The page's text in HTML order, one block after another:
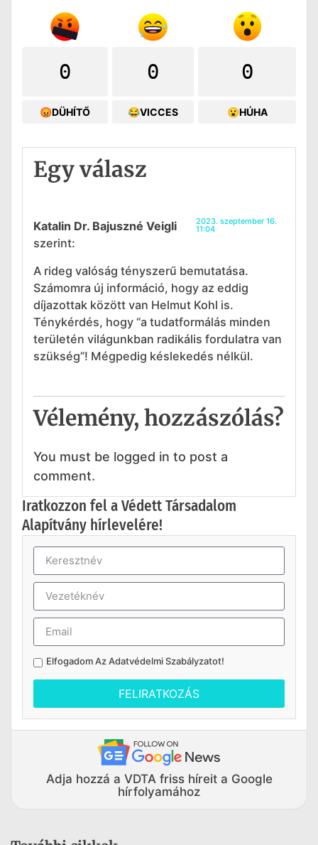
0
😡DÜHÍTŐ
0
😂VICCES
0
😮HÚHA
Egy válasz
Katalin Dr. Bajuszné Veigli
szerint:
2023. szeptember 16.
11:04
A rideg valóság tényszerű bemutatása.
Számomra új információ, hogy az eddig
díjazottak között van Helmut Kohl is.
Ténykérdés, hogy “a tudatformálás minden
területén világunkban radikális fordulatra van
szükség”! Mégpedig késlekedés nélkül.
Vélemény, hozzászólás?
You must be logged in to post a
comment.
Iratkozzon fel a Védett Társadalom
Alapítvány hírlevelére!
Elfogadom AzAdatvédelmi Szabályzatot!
FELIRATKOZÁS
Adja hozzá a VDTA friss híreit a Google
hírfolyamához